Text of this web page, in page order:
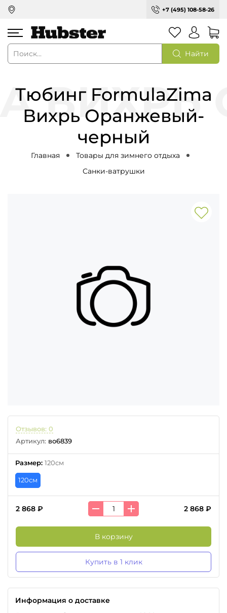
+7 (495) 108-58-26
Найти
Тюбинг FormulaZima
Вихрь Оранжевый-
черный
Главная
Товары для зимнего отдыха
Санки-ватрушки
Отзывов: 0
Артикул: во6839
Размер: 120см
120см
2 868 ₽ 2 868 ₽
В корзину
Купить в 1 клик
Информация о доставке